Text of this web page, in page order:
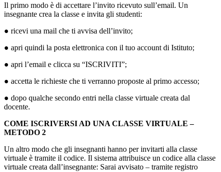
Il primo modo è di accettare l’invito ricevuto sull’email. Un
insegnante crea la classe e invita gli studenti:
● ricevi una mail che ti avvisa dell’invito;
● apri quindi la posta elettronica con il tuo account di Istituto;
● apri l’email e clicca su “ISCRIVITI”;
● accetta le richieste che ti verranno proposte al primo accesso;
● dopo qualche secondo entri nella classe virtuale creata dal
docente.
COME ISCRIVERSI AD UNA CLASSE VIRTUALE –
METODO 2
Un altro modo che gli insegnanti hanno per invitarti alla classe
virtuale è tramite il codice. Il sistema attribuisce un codice alla classe
virtuale creata dall’insegnante: Sarai avvisato – tramite registro